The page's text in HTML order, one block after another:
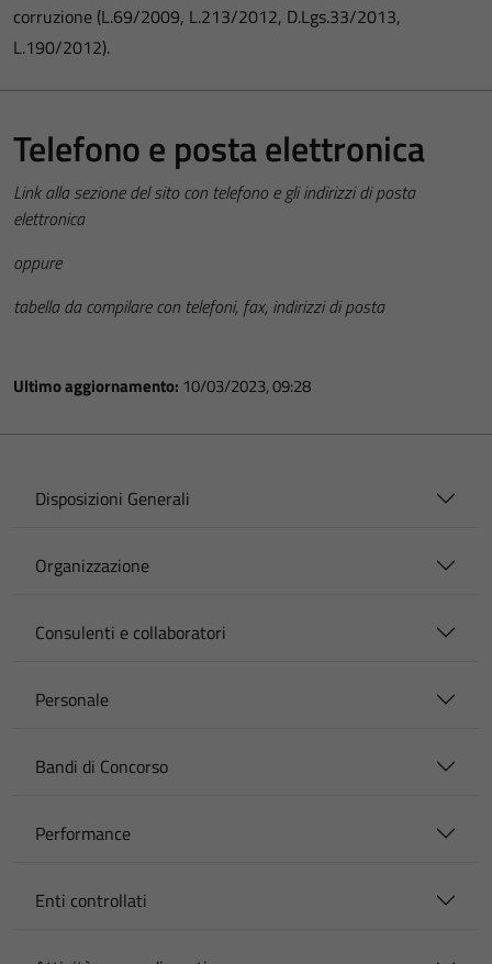
corruzione (L.69/2009, L.213/2012, D.Lgs.33/2013,
L.190/2012).
Telefono e posta elettronica
Link alla sezione del sito con telefono e gli indirizzi di posta
elettronica
oppure
tabella da compilare con telefoni, fax, indirizzi di posta
Ultimo aggiornamento: 10/03/2023, 09:28
Disposizioni Generali
Organizzazione
Consulenti e collaboratori
Personale
Bandi di Concorso
Performance
Enti controllati